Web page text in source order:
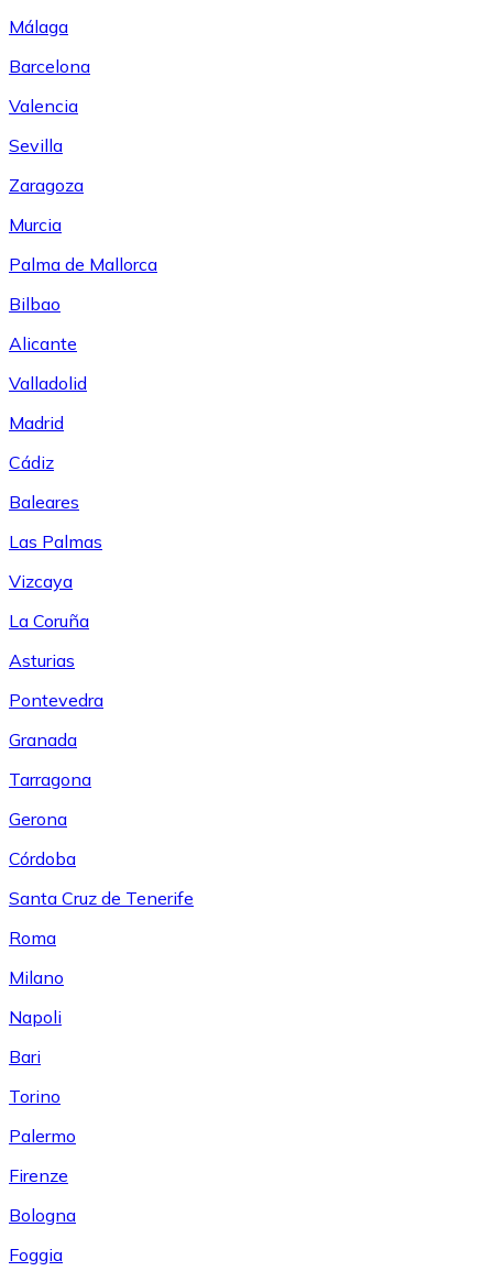
Málaga
Barcelona
Valencia
Sevilla
Zaragoza
Murcia
Palma de Mallorca
Bilbao
Alicante
Valladolid
Madrid
Cádiz
Baleares
Las Palmas
Vizcaya
La Coruña
Asturias
Pontevedra
Granada
Tarragona
Gerona
Córdoba
Santa Cruz de Tenerife
Roma
Milano
Napoli
Bari
Torino
Palermo
Firenze
Bologna
Foggia